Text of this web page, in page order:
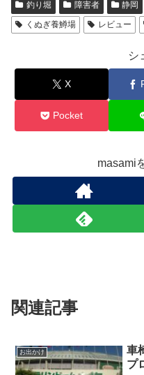
釣り堀
障害者 静岡
くぬぎ養鱒場
レビュー
シ
X
Pocket
masami
関連記事
お出かけ
車
プ